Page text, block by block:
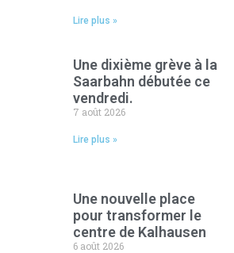
Lire plus »
Une dixième grève à la
Saarbahn débutée ce
vendredi.
7 août 2026
Lire plus »
Une nouvelle place
pour transformer le
centre de Kalhausen
6 août 2026